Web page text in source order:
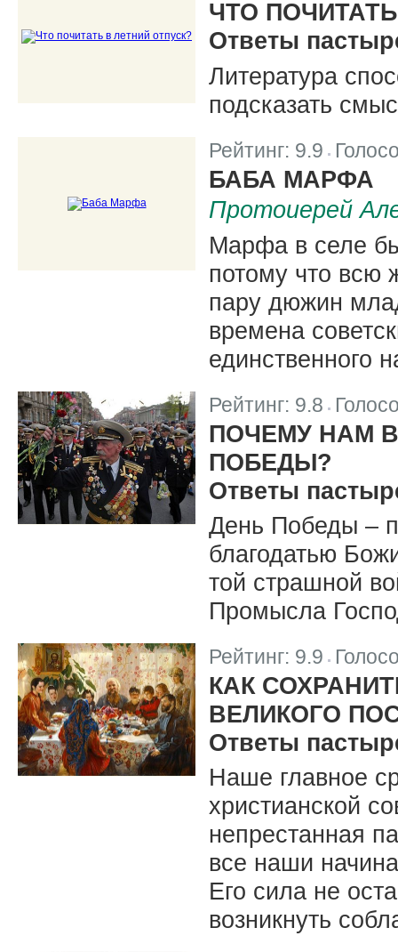
ЧТО
Ответы
Литература
подсказать
Рейтинг: 9.9 |
БАБА МАРФА
Протоиерей
Марфа в селе
потому что всю
пару дюжин
времена
единственного
Рейтинг: 9.8 |
ПОЧЕМУ НАМ
ПОБЕДЫ?
Ответы
День Победы –
благодатью
той страшной
Промысла
Рейтинг: 9.9 |
КАК
ВЕЛИКОГО
Ответы
Наше главное
христианской
непрестанная
все наши
Его сила не
возникнуть